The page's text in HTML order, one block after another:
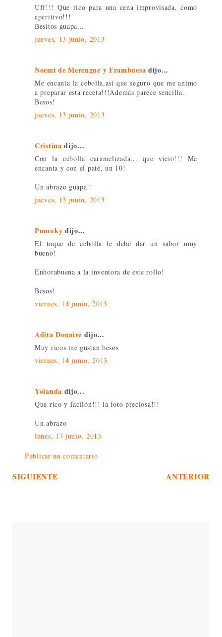
Uff!!! Que rico para una cena improvisada, como
aperitivo!!!
Besitos guapa...
jueves, 13 junio, 2013
Noemí de Merengue y Frambuesa dijo...
Me encanta la cebolla,así que seguro que me animo
a preparar esta receta!!!Además parece sencilla.
Besos!
jueves, 13 junio, 2013
Cristina dijo...
Con la cebolla caramelizada... que vicio!!! Me
encanta y con el paté, un 10!
Un abrazo guapa!!
jueves, 13 junio, 2013
Pumuky dijo...
El toque de cebolla le debe dar un sabor muy
bueno!
Enhorabuena a la inventora de este rollo!
Besos!
viernes, 14 junio, 2013
Adita Donaire dijo...
Muy ricos me gustan besos
viernes, 14 junio, 2013
Yolanda dijo...
Que rico y facilón!!! la foto preciosa!!!
Un abrazo
lunes, 17 junio, 2013
Publicar un comentario
SIGUIENTE ANTERIOR